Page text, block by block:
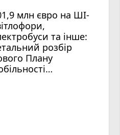
млн євро на ШІ-
та інше:
розбір
Плану